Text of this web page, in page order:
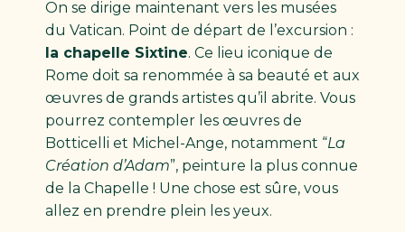
On se dirige maintenant vers les musées
du Vatican. Point de départ de l’excursion :
la chapelle Sixtine. Ce lieu iconique de
Rome doit sa renommée à sa beauté et aux
œuvres de grands artistes qu’il abrite. Vous
pourrez contempler les œuvres de
Botticelli et Michel-Ange, notamment “La
Création d’Adam”, peinture la plus connue
de la Chapelle ! Une chose est sûre, vous
allez en prendre plein les yeux.